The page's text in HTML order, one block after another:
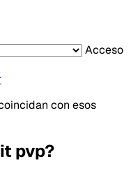
Acceso
con esos
pvp?